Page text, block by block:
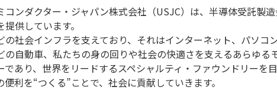
ンダクター・ジャパン株式会社（USJC）は、半導体受託製
供しています。
社会インフラを支えており、それはインターネット、パソコ
自動車、私たちの身の回りや社会の快適さを支えるあらゆる
であり、世界をリードするスペシャルティ・ファウンドリーを
利を“つくる”ことで、社会に貢献していきます。